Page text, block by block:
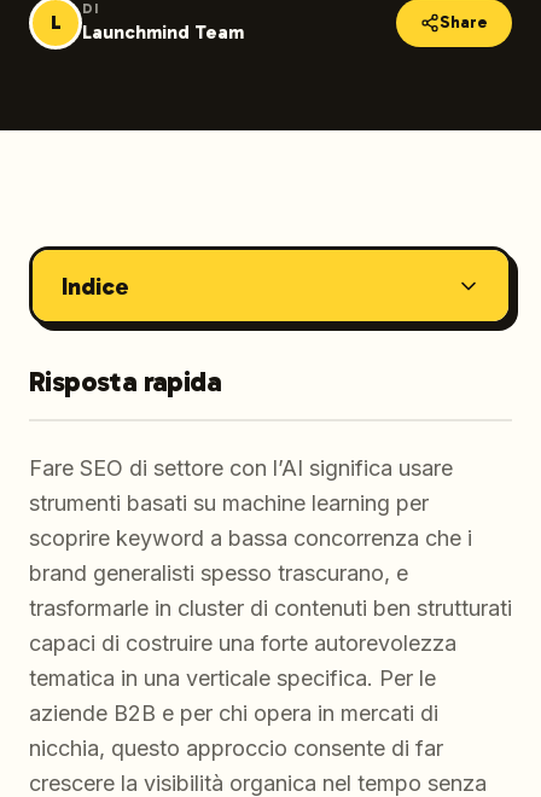
L
DI
Launchmind Team Share
Indice
Risposta rapida
Fare SEO di settore con l’AI significa usare
strumenti basati su machine learning per
scoprire keyword a bassa concorrenza che i
brand generalisti spesso trascurano, e
trasformarle in cluster di contenuti ben strutturati
capaci di costruire una forte autorevolezza
tematica in una verticale specifica. Per le
aziende B2B e per chi opera in mercati di
nicchia, questo approccio consente di far
crescere la visibilità organica nel tempo senza